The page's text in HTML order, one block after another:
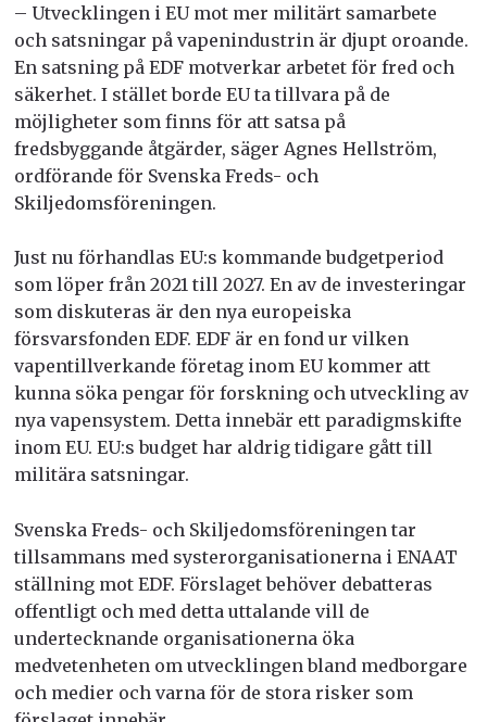
– Utvecklingen i EU mot mer militärt samarbete
och satsningar på vapenindustrin är djupt oroande.
En satsning på EDF motverkar arbetet för fred och
säkerhet. I stället borde EU ta tillvara på de
möjligheter som finns för att satsa på
fredsbyggande åtgärder, säger Agnes Hellström,
ordförande för Svenska Freds- och
Skiljedomsföreningen.
Just nu förhandlas EU:s kommande budgetperiod
som löper från 2021 till 2027. En av de investeringar
som diskuteras är den nya europeiska
försvarsfonden EDF. EDF är en fond ur vilken
vapentillverkande företag inom EU kommer att
kunna söka pengar för forskning och utveckling av
nya vapensystem. Detta innebär ett paradigmskifte
inom EU. EU:s budget har aldrig tidigare gått till
militära satsningar.
Svenska Freds- och Skiljedomsföreningen tar
tillsammans med systerorganisationerna i ENAAT
ställning mot EDF. Förslaget behöver debatteras
offentligt och med detta uttalande vill de
undertecknande organisationerna öka
medvetenheten om utvecklingen bland medborgare
och medier och varna för de stora risker som